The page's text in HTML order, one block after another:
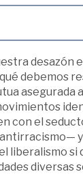
desazón
debemos
asegurada
con el
liberalismo si
diversas